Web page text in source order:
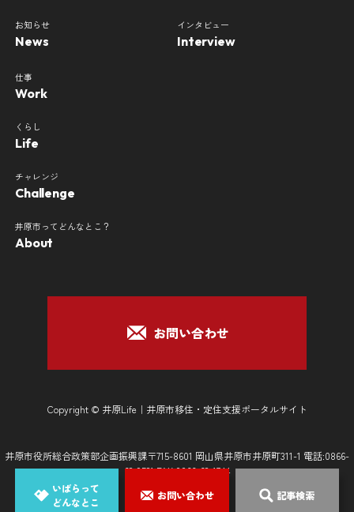
いばらって
どんなとこ
お問い合わせ 記事検索
お知らせ
News
仕事
Work
くらし
Life
チャレンジ
Challenge
井原市ってどんなとこ？
About
インタビュー
Interview
お問い合わせ
Copyright © 井原Life｜井原市移住・定住支援ポータルサイト
井原市役所総合政策部企画振興課〒715-8601 岡山県井原市井原町311-1 電話:0866-
62-9521 FAX:0866-62-1744